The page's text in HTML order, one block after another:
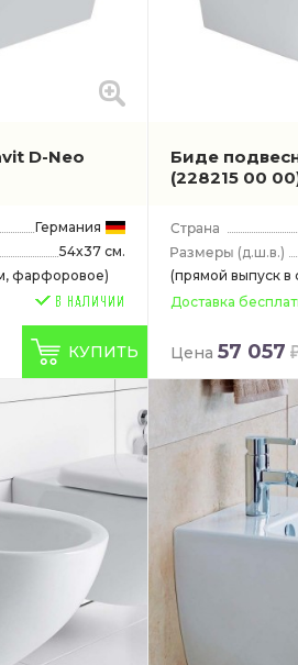
D-Neo
Германия
54x37 см.
фарфоровое)
КУПИТЬ
Биде
(228215 00
(д.ш.в.)
(прямой выпуск в
Доставка
Цена 57 057